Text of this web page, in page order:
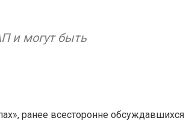
и могут быть
ранее всесторонне обсуждавшихся